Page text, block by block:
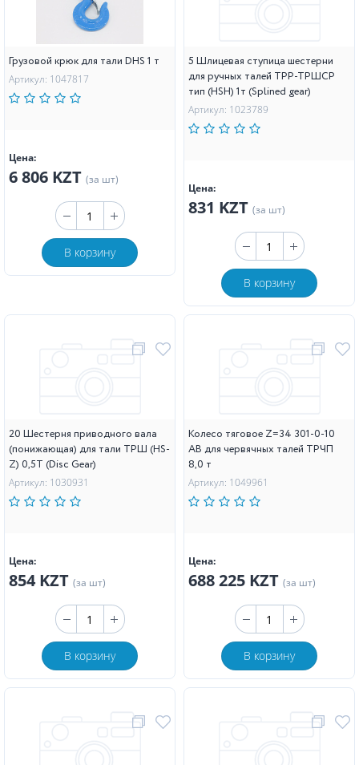
Грузовой крюк для тали DHS 1 т
Артикул: 1047817
Цена:
6 806 KZT (за шт)
В корзину
5 Шлицевая ступица шестерни
для ручных талей ТРР-ТРШСР
тип (HSH) 1т (Splined gear)
Артикул: 1023789
Цена:
831 KZT (за шт)
В корзину
20 Шестерня приводного вала
(понижающая) для тали ТРШ (HS-
Z) 0,5T (Disc Gear)
Артикул: 1030931
Цена:
854 KZT (за шт)
В корзину
Колесо тяговое Z=34 301-0-10
АВ для червячных талей ТРЧП
8,0 т
Артикул: 1049961
Цена:
688 225 KZT (за шт)
В корзину